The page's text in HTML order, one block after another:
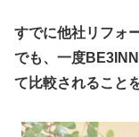
すでに他社リフォ
でも、一度
て比較されること